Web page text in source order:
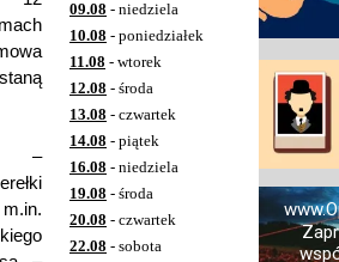
–
09.08 - niedziela
10.08 - poniedziałek
11.08 - wtorek
12.08 - środa
13.08 - czwartek
14.08 - piątek
16.08 - niedziela
19.08 - środa
20.08 - czwartek
22.08 - sobota